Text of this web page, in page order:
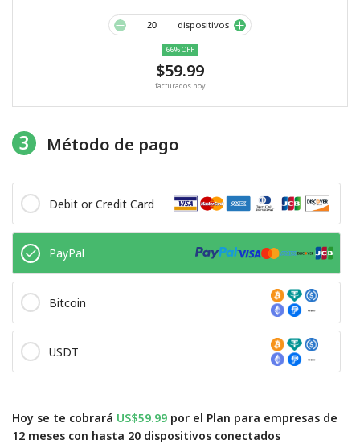
dispositivos
66% OFF
$59.99
facturados hoy
3 Método de pago
Debit or Credit Card
PayPal
Bitcoin
USDT
Hoy se te cobrará US$59.99 por el Plan para empresas de
12 meses con hasta 20 dispositivos conectados